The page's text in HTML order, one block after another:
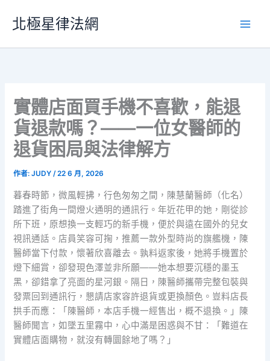
要
北極星律法網
實體店面買手機不喜歡，能退
貨退款嗎？——一位女醫師的
退貨困局與法律解方
作者:JUDY/22 6 月, 2026
暮春時節，微風輕拂，行色匆匆之間，陳慧蘭醫師（化名）
踏進了街角一間燈火通明的通訊行。年近花甲的她，剛從診
所下班，原想換一支輕巧的新手機，便於與遠在國外的兒女
視訊通話。店員笑容可掬，推薦一款外型時尚的旗艦機，陳
醫師當下付款，懷著欣喜離去。孰料返家後，她將手機置於
燈下細賞，卻發現色澤並非所願——她本想要沉穩的墨玉
黑，卻錯拿了亮面的星河銀。隔日，陳醫師攜帶完整包裝與
發票回到通訊行，懇請店家容許退貨或更換顏色。豈料店長
拱手而應：「陳醫師，本店手機一經售出，概不退換。」陳
醫師聞言，如墜五里霧中，心中滿是困惑與不甘：「難道在
實體店面購物，就沒有轉圜餘地了嗎？」